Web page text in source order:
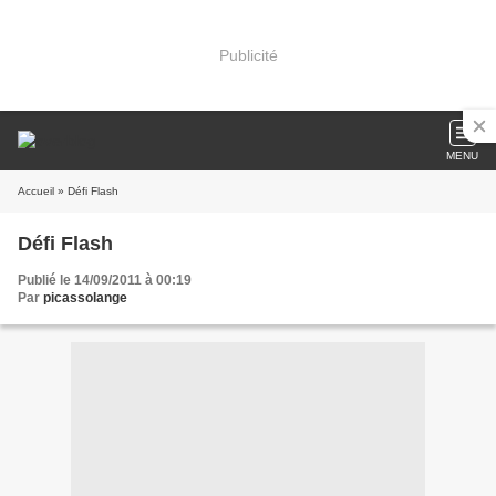
Publicité
MENU
Accueil » Défi Flash
Défi Flash
Publié le 14/09/2011 à 00:19
Par picassolange